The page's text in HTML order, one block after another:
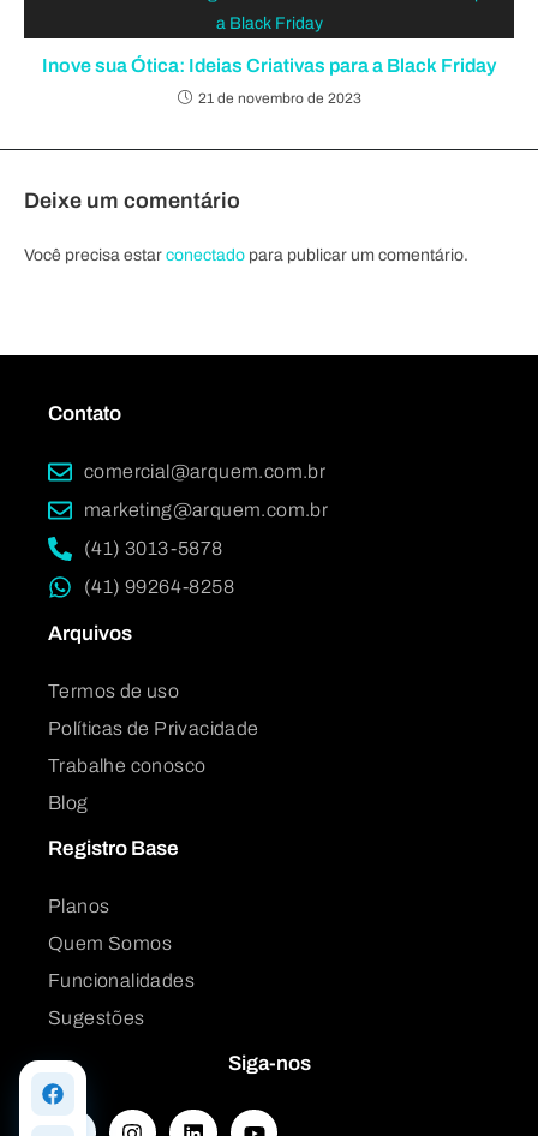
Inove sua Ótica: Ideias Criativas para a Black Friday
21 de novembro de 2023
Deixe um comentário
Você precisa estar conectado para publicar um comentário.
Contato
comercial@arquem.com.br
marketing@arquem.com.br
(41) 3013-5878
(41) 99264-8258
Arquivos
Termos de uso
Políticas de Privacidade
Trabalhe conosco
Blog
Registro Base
Planos
Quem Somos
Funcionalidades
Sugestões
Siga-nos